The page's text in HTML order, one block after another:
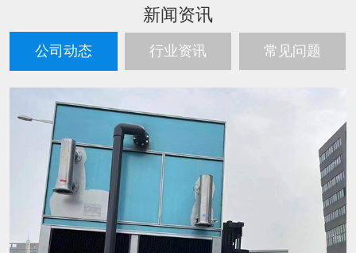
新闻资讯
公司动态 行业资讯 常见问题